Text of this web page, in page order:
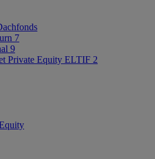
7
9
Private Equity ELTIF 2